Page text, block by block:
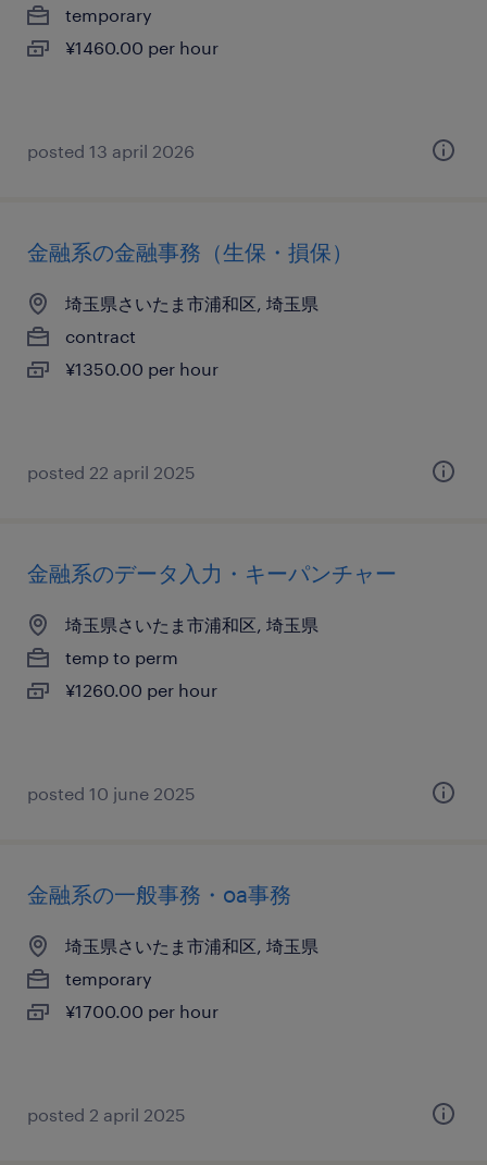
temporary
¥1460.00 per hour
posted 13 april 2026
金融系の金融事務（生保・損保）
埼玉県さいたま市浦和区, 埼玉県
contract
¥1350.00 per hour
posted 22 april 2025
金融系のデータ入力・キーパンチャー
埼玉県さいたま市浦和区, 埼玉県
temp to perm
¥1260.00 per hour
posted 10 june 2025
金融系の一般事務・oa事務
埼玉県さいたま市浦和区, 埼玉県
temporary
¥1700.00 per hour
posted 2 april 2025